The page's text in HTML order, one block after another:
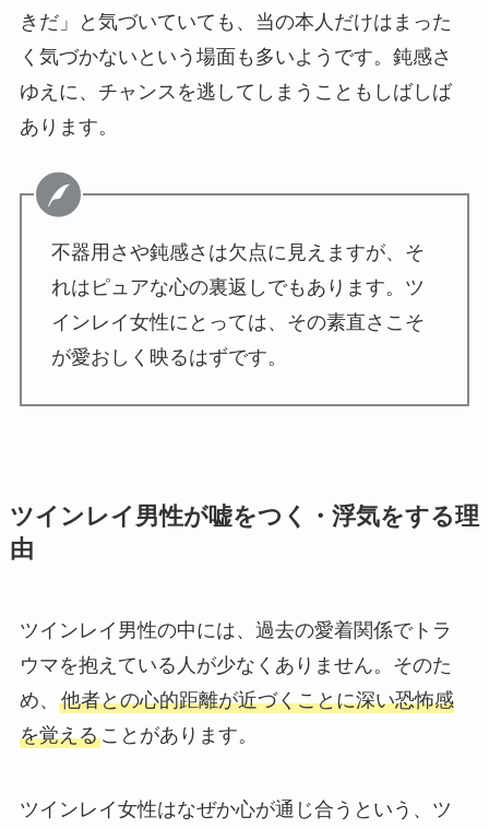
きだ」と気づいていても、当の本人だけはまった
く気づかないという場面も多いようです。鈍感さ
ゆえに、チャンスを逃してしまうこともしばしば
あります。
不器用さや鈍感さは欠点に見えますが、そ
れはピュアな心の裏返しでもあります。ツ
インレイ女性にとっては、その素直さこそ
が愛おしく映るはずです。
ツインレイ男性が嘘をつく・浮気をする理
由
ツインレイ男性の中には、過去の愛着関係でトラ
ウマを抱えている人が少なくありません。そのた
め、 他者との心的距離が近づくことに深い恐怖感
を覚えることがあります。
ツインレイ女性はなぜか心が通じ合うという、ツ